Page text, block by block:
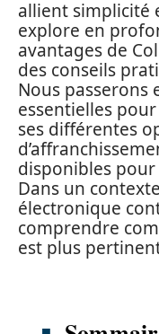
allient simplicité
explore en
avantages de
des conseils
Nous passerons
essentielles
ses différentes
disponibles
Dans un
électronique
comprendre
est plus